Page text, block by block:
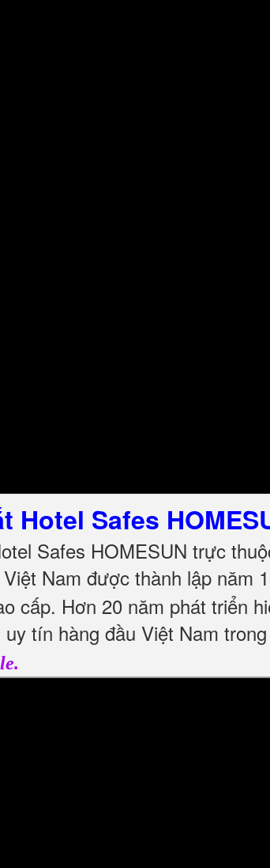
Hotel Safes
Safes HOMESUN trực
Nam được thành lập năm
cấp. Hơn 20 năm phát triển
tín hàng đầu Việt Nam